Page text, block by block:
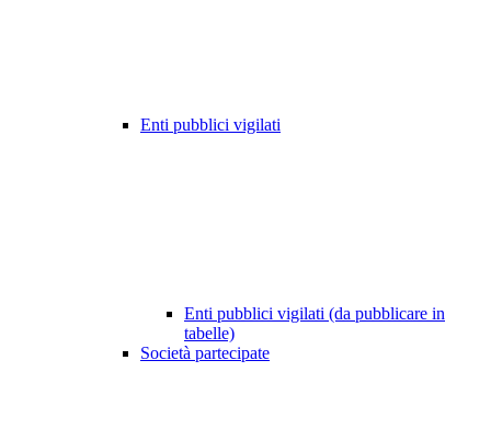
Enti pubblici vigilati
Enti pubblici vigilati (da pubblicare in
tabelle)
Società partecipate